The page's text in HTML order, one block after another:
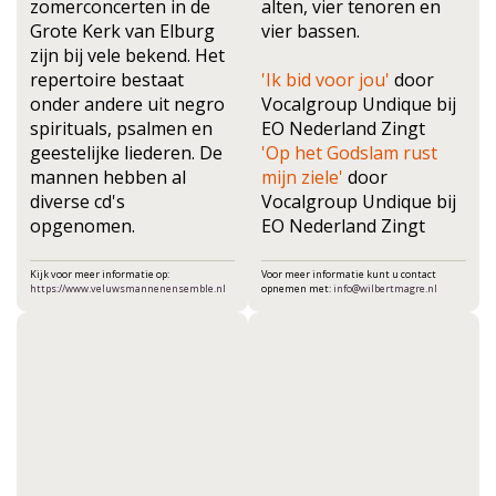
zomerconcerten in de
Grote Kerk van Elburg
zijn bij vele bekend. Het
repertoire bestaat
onder andere uit negro
spirituals, psalmen en
geestelijke liederen. De
mannen hebben al
diverse cd's
opgenomen.
Kijk voor meer informatie op:
https://www.veluwsmannenensemble.nl
alten, vier tenoren en
vier bassen.
'Ik bid voor jou' door
Vocalgroup Undique bij
EO Nederland Zingt
'Op het Godslam rust
mijn ziele' door
Vocalgroup Undique bij
EO Nederland Zingt
Voor meer informatie kunt u contact
opnemen met:info@wilbertmagre.nl